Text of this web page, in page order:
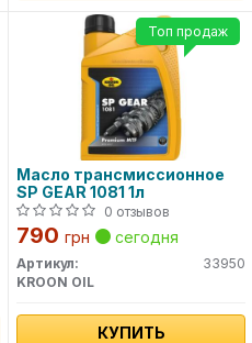
Масло трансмиссионное
SP GEAR 1081 1л
0 отзывов
790 грн сегодня
Артикул:
33950
KROON OIL
КУПИТЬ
Топ продаж